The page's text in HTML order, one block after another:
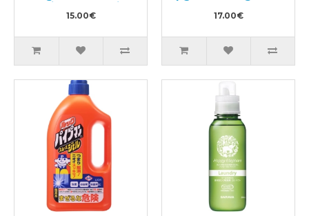
traukiem, dārzeņiem
un augļiem, pildviela
15.00€ 17.00€